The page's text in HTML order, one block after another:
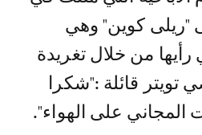
"ريلى كوين" وهي
رأيها من خلال تغريدة
قائلة :"شكرا